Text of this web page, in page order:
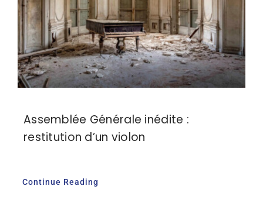
Adhésion
Mon compte
Assemblée Générale inédite :
restitution d’un violon
Continue Reading